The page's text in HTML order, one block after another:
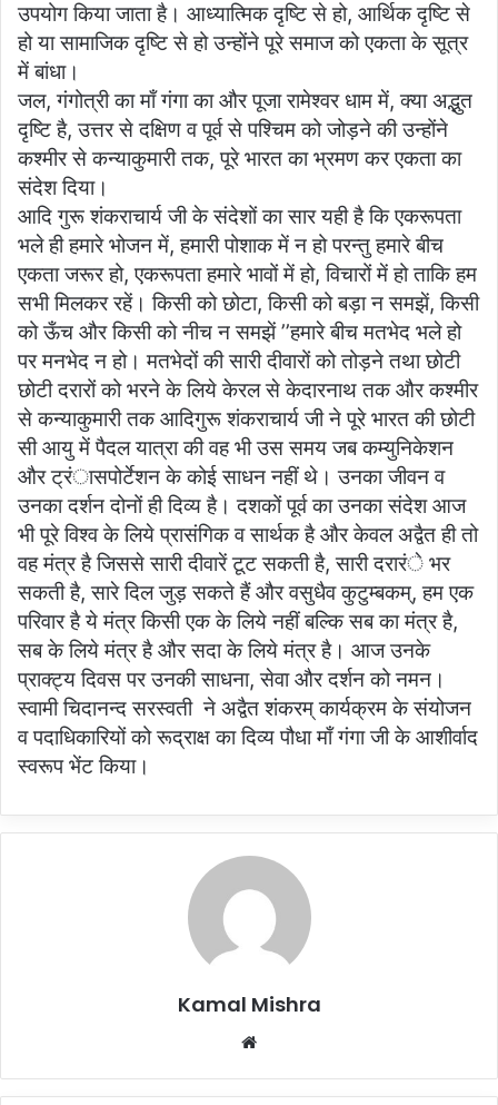
उपयोग किया जाता है। आध्यात्मिक दृष्टि से हो, आर्थिक दृष्टि से
हो या सामाजिक दृष्टि से हो उन्होंने पूरे समाज को एकता के सूत्र
में बांधा।
जल, गंगोत्री का माँ गंगा का और पूजा रामेश्वर धाम में, क्या अद्भुत
दृष्टि है, उत्तर से दक्षिण व पूर्व से पश्चिम को जोड़ने की उन्होंने
कश्मीर से कन्याकुमारी तक, पूरे भारत का भ्रमण कर एकता का
संदेश दिया।
आदि गुरू शंकराचार्य जी के संदेशों का सार यही है कि एकरूपता
भले ही हमारे भोजन में, हमारी पोशाक में न हो परन्तु हमारे बीच
एकता जरूर हो, एकरूपता हमारे भावों में हो, विचारों में हो ताकि हम
सभी मिलकर रहें। किसी को छोटा, किसी को बड़ा न समझें, किसी
को ऊँच और किसी को नीच न समझें ’’हमारे बीच मतभेद भले हो
पर मनभेद न हो। मतभेदों की सारी दीवारों को तोड़ने तथा छोटी
छोटी दरारों को भरने के लिये केरल से केदारनाथ तक और कश्मीर
से कन्याकुमारी तक आदिगुरू शंकराचार्य जी ने पूरे भारत की छोटी
सी आयु में पैदल यात्रा की वह भी उस समय जब कम्युनिकेशन
और ट्रंासपोर्टेशन के कोई साधन नहीं थे। उनका जीवन व
उनका दर्शन दोनों ही दिव्य है। दशकों पूर्व का उनका संदेश आज
भी पूरे विश्व के लिये प्रासंगिक व सार्थक है और केवल अद्वैत ही तो
वह मंत्र है जिससे सारी दीवारें टूट सकती है, सारी दरारंे भर
सकती है, सारे दिल जुड़ सकते हैं और वसुधैव कुटुम्बकम्, हम एक
परिवार है ये मंत्र किसी एक के लिये नहीं बल्कि सब का मंत्र है,
सब के लिये मंत्र है और सदा के लिये मंत्र है। आज उनके
प्राक्ट्य दिवस पर उनकी साधना, सेवा और दर्शन को नमन।
स्वामी चिदानन्द सरस्वती ने अद्वैत शंकरम् कार्यक्रम के संयोजन
व पदाधिकारियों को रूद्राक्ष का दिव्य पौधा माँ गंगा जी के आशीर्वाद
स्वरूप भेंट किया।
Kamal Mishra
Website